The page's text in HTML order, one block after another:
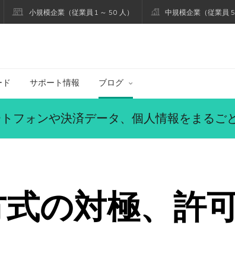
小規模企業（従業員 1 ～ 50 人） 中規模企業（従業員
サポート情報 ブログ
フォンや決済データ、個人情報をまるご
の対極、許